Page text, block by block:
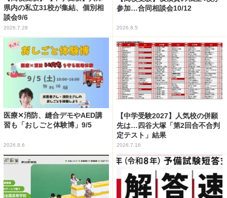
県内の私立31校が集結、個別相
談会9/6
2026.7.28
参加…合同相談会10/12
2026.8.5
医療✕消防、縫合デモやAED講
習も「おしごと体験博」9/5
2026.8.6
【中学受験2027】人気校の併願
先は…四谷大塚「第2回合不合判
定テスト」結果
2026.7.16